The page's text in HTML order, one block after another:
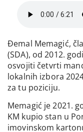
Đemal Memagić,
(SDA), od 2012.
osvojiti četvrti
lokalnih izbora
za tu poziciju.
Memagić je 2021.
KM kupio stan u
imovinskom